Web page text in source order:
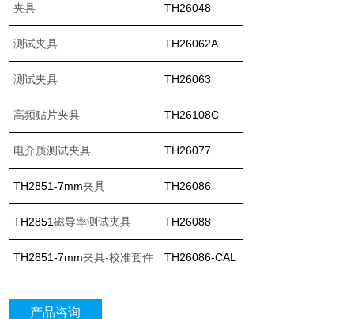
夹具 TH26048
测试夹具 TH26062A
测试夹具 TH26063
高频贴片夹具 TH26108C
电介质测试夹具 TH26077
TH2851-7mm夹具 TH26086
TH2851磁导率测试夹具 TH26088
TH2851-7mm夹具-校准套件 TH26086-CAL
产品咨询